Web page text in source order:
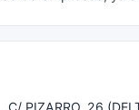
C/ PIZARRO, 26